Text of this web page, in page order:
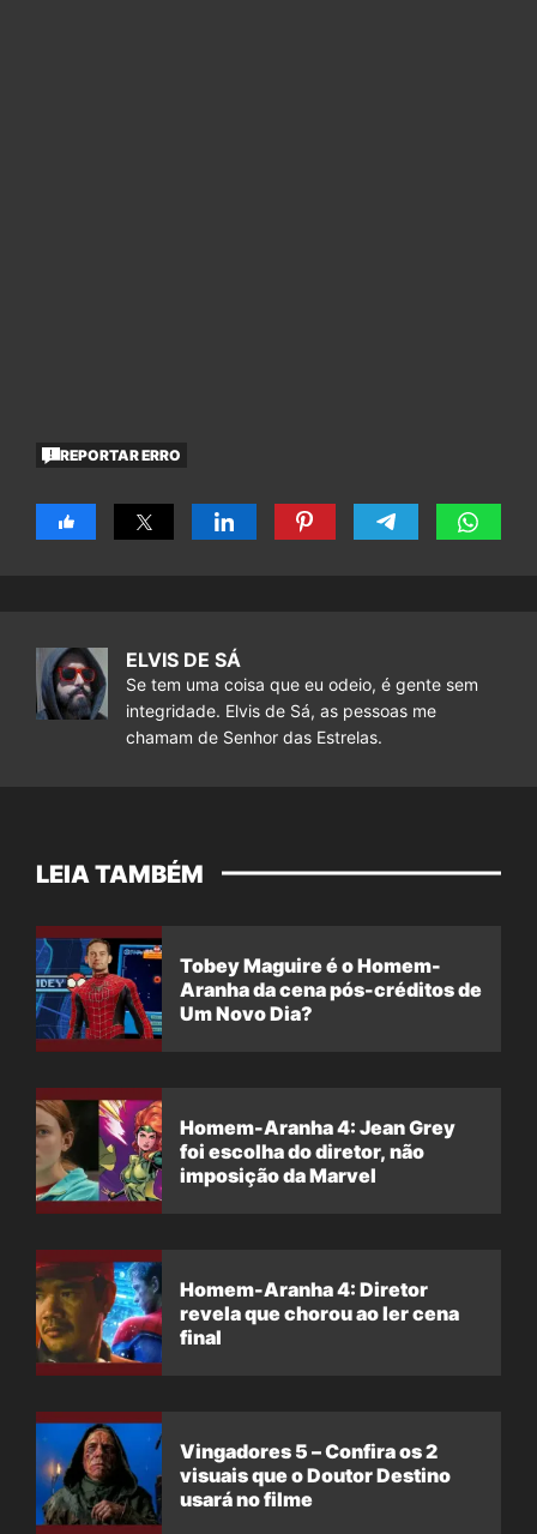
REPORTAR ERRO
ELVIS DE SÁ
Se tem uma coisa que eu odeio, é gente sem
integridade. Elvis de Sá, as pessoas me
chamam de Senhor das Estrelas.
LEIA TAMBÉM
Tobey Maguire é o Homem-
Aranha da cena pós-créditos de
Um Novo Dia?
Homem-Aranha 4: Jean Grey
foi escolha do diretor, não
imposição da Marvel
Homem-Aranha 4: Diretor
revela que chorou ao ler cena
final
Vingadores 5 – Confira os 2
visuais que o Doutor Destino
usará no filme